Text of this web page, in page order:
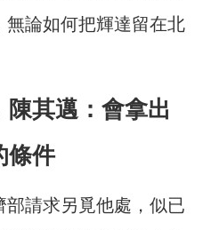
無論如何把輝達留在北
其邁：會拿出
條件
部請求另覓他處，似已